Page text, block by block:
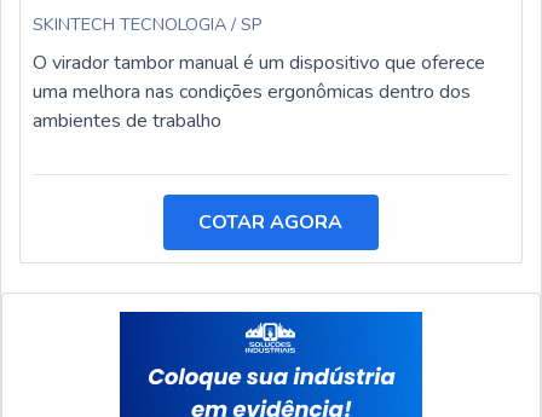
SKINTECH TECNOLOGIA / SP
O virador tambor manual é um dispositivo que oferece
uma melhora nas condições ergonômicas dentro dos
ambientes de trabalho
COTAR AGORA